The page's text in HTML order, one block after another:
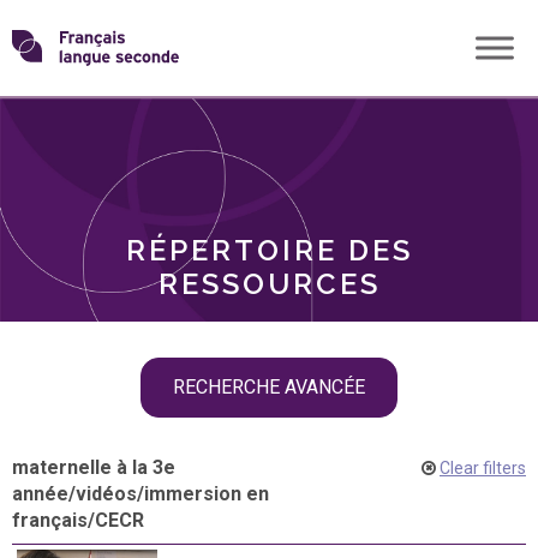
Skip
toTransformons
langue
RÉPERTOIRE DES
RESSOURCES
RECHERCHE AVANCÉE
THÈMES
maternelle à la 3e
année/vidéos/immersion en
français/CECR
Clear filters